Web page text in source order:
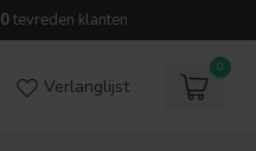
tevreden klanten
Verlanglijst
0